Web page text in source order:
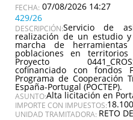
07/08/2026 14:27
429/26
DESCRIPCIÓN:Servicio de
realización de un estudio
marcha de
poblaciones en
Proyecto
cofinanciado con fondos
Programa de Cooperación
España-Portugal (POCTEP).
ASUNTO:Alta licitación en
IMPORTE CON IMPUESTOS:
UNIDAD TRAMITADORA: RETO